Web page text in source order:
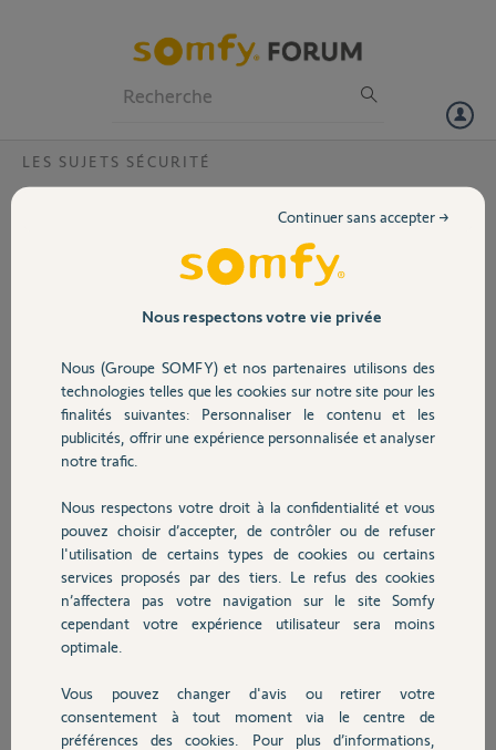
Volet
Sécurité
Domotique
Chauffage
Autres produits
Devis avec un pro
LES SUJETS SÉCURITÉ
Protexial Détecteur de mouvement images
Bonjour, je vous écris
d'Allemagne avec l'aide
de traducteurs.
J'ai une Détecteur de
mouvement images pour
Protexial
Je l'ai ajouté au système
d'alarme et les fonctions
de mouvement
fonctionnent, mais aucune image n'est téléchargée sur le serveur
sont ouverts dans le routeur et l'accès à distance et le transfert
d'images sont définis dans le système.
J'ai également accès à l'alarme de l'extérieur. Le flash de l'appareil
photo se déclenche pendant un test
cependant, aucune photo n'est téléchargée. Pourquoi ça ne marche
pas? Peut-être que quelqu'un peut m'aider? Le numéro de série de
mon alarme: 610325
Nous respectons votre vie privée
Nous (Groupe SOMFY) et nos partenaires utilisons des
technologies telles que les cookies sur notre site pour les
finalités suivantes: Personnaliser le contenu et les
publicités, offrir une expérience personnalisée et analyser
notre trafic.
Nous respectons votre droit à la confidentialité et vous
pouvez choisir d’accepter, de contrôler ou de refuser
l'utilisation de certains types de cookies ou certains
services proposés par des tiers. Le refus des cookies
n’affectera pas votre navigation sur le site Somfy
cependant votre expérience utilisateur sera moins
optimale.
Vous pouvez changer d'avis ou retirer votre
consentement à tout moment via le centre de
préférences des cookies. Pour plus d’informations,
Continuer sans accepter →